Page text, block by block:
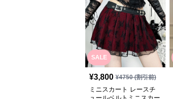
SALE
¥3,800 ¥4750(割引前)
ミニスカート レースチ